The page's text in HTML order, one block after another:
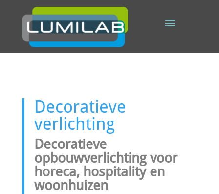
Decoratieve
verlichting
Decoratieve
opbouwverlichting voor
horeca, hospitality en
woonhuizen